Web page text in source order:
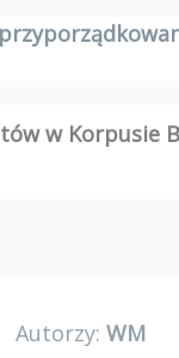
w Korpusie
Autorzy: WM